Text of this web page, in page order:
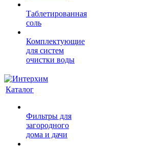
Таблетированная
соль
Комплектующие
для систем
очистки воды
Каталог
Фильтры для
загородного
дома и дачи